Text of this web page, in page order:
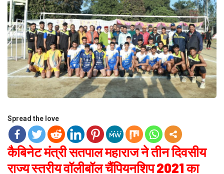
Spread the love
कैबिनेट मंत्री सतपाल महाराज ने तीन दिवसीय
राज्य स्तरीय वॉलीबॉल चैंपियनशिप 2021 का